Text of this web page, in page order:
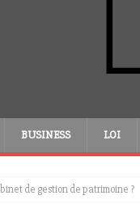
BUSINESS LOI
de gestion de patrimoine ?